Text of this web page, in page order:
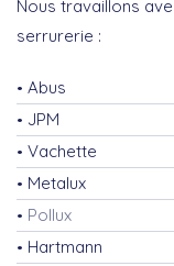
Nous travaillons
serrurerie :
Abus
JPM
Vachette
Metalux
Pollux
Hartmann